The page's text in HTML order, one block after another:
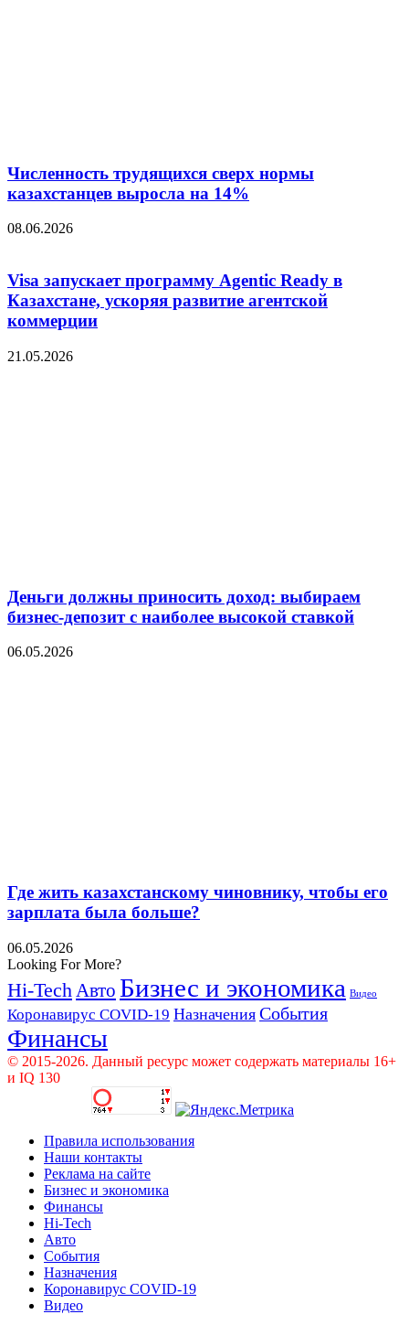
Численность трудящихся сверх нормы
казахстанцев выросла на 14%
08.06.2026
Visa запускает программу Agentic Ready в
Казахстане, ускоряя развитие агентской
коммерции
21.05.2026
Деньги должны приносить доход: выбираем
бизнес-депозит с наиболее высокой ставкой
06.05.2026
Где жить казахстанскому чиновнику, чтобы его
зарплата была больше?
06.05.2026
Looking For More?
Hi-Tech Авто Бизнес и экономика Видео
Коронавирус COVID-19 Назначения События
Финансы
© 2015-2026. Данный ресурс может содержать материалы 16+
и IQ 130
Правила использования
Наши контакты
Реклама на сайте
Бизнес и экономика
Финансы
Hi-Tech
Авто
События
Назначения
Коронавирус COVID-19
Видео